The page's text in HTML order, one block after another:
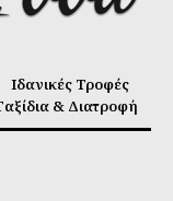
Ιδανικές Τροφές
& Διατροφή